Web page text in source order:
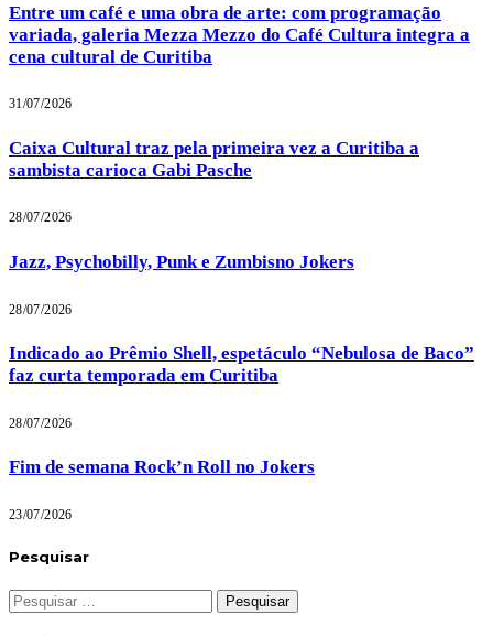
Entre um café e uma obra de arte: com programação
variada, galeria Mezza Mezzo do Café Cultura integra a
cena cultural de Curitiba
31/07/2026
Caixa Cultural traz pela primeira vez a Curitiba a
sambista carioca Gabi Pasche
28/07/2026
Jazz, Psychobilly, Punk e Zumbisno Jokers
28/07/2026
Indicado ao Prêmio Shell, espetáculo “Nebulosa de Baco”
faz curta temporada em Curitiba
28/07/2026
Fim de semana Rock’n Roll no Jokers
23/07/2026
Pesquisar
Pesquisar
por: